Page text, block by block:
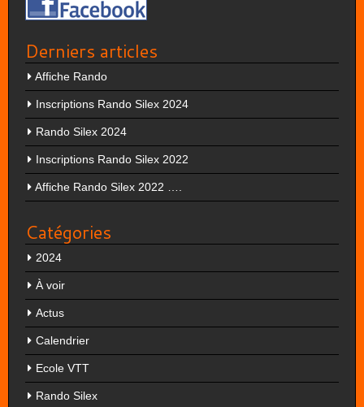
Derniers articles
Affiche Rando
Inscriptions Rando Silex 2024
Rando Silex 2024
Inscriptions Rando Silex 2022
Affiche Rando Silex 2022 ….
Catégories
2024
À voir
Actus
Calendrier
Ecole VTT
Rando Silex